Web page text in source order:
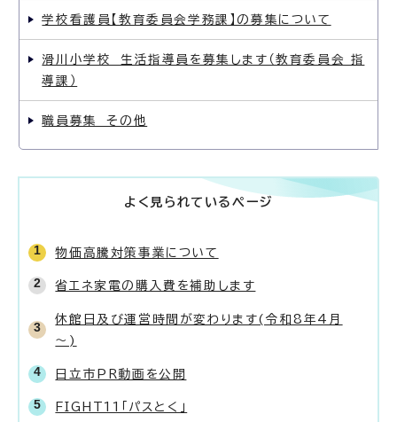
学校看護員【教育委員会学務課】の募集について
滑川小学校 生活指導員を募集します（教育委員会 指
導課）
職員募集 その他
よく見られているページ
物価高騰対策事業について
省エネ家電の購入費を補助します
休館日及び運営時間が変わります(令和8年4月
～)
日立市PR動画を公開
FIGHT11「パスとく」